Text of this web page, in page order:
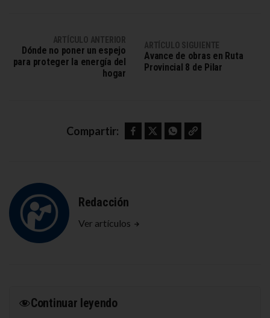
ARTÍCULO ANTERIOR
Dónde no poner un espejo
para proteger la energía del
hogar
ARTÍCULO SIGUIENTE
Avance de obras en Ruta
Provincial 8 de Pilar
Compartir: Facebook Twitter WhatsApp Copy link
Redacción
Ver artículos
Continuar leyendo